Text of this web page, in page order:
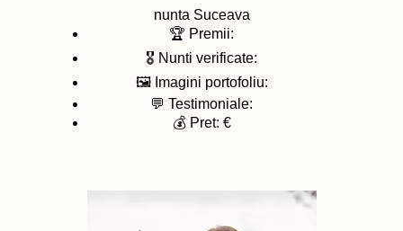
nunta Suceava
🏆 Premii:
🎖️ Nunti verificate:
🖼️ Imagini portofoliu:
💬 Testimoniale:
💰 Pret: €